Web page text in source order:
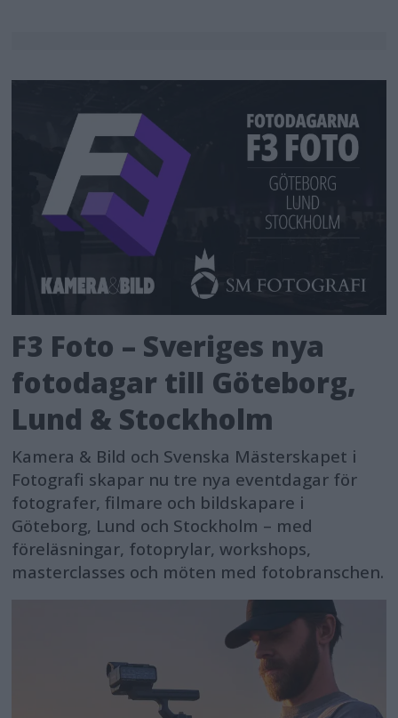
F3 Foto – Sveriges nya
fotodagar till Göteborg,
Lund & Stockholm
Kamera & Bild och Svenska Mästerskapet i
Fotografi skapar nu tre nya eventdagar för
fotografer, filmare och bildskapare i
Göteborg, Lund och Stockholm – med
föreläsningar, fotoprylar, workshops,
masterclasses och möten med fotobranschen.